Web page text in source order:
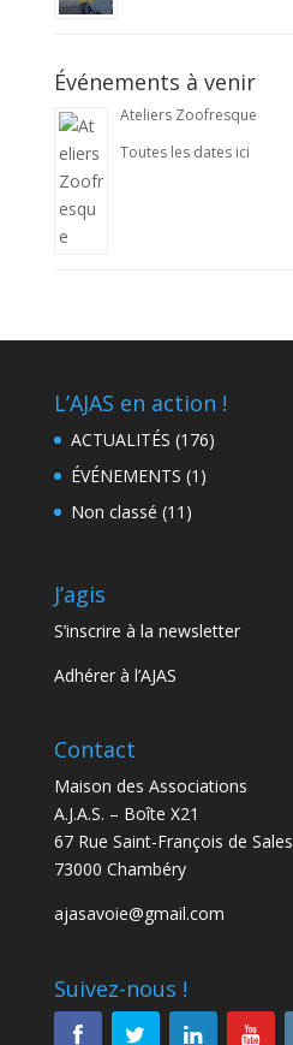
Événements à venir
Ateliers Zoofresque
Toutes les dates ici
L’AJAS en action !
ACTUALITÉS (176)
ÉVÉNEMENTS (1)
Non classé (11)
J’agis
S’inscrire à la newsletter
Adhérer à l’AJAS
Contact
Maison des Associations
A.J.A.S. – Boîte X21
67 Rue Saint-François de Sales
73000 Chambéry
ajasavoie@gmail.com
Suivez-nous !